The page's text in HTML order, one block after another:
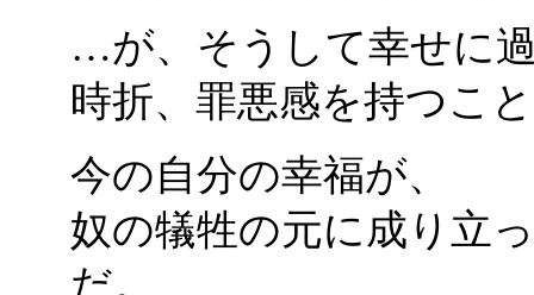
…が、そうして幸せに
時折、罪悪感を持つこ
今の自分の幸福が、
奴の犠牲の元に成り立
だ。